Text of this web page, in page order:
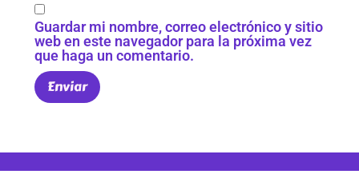
Guardar mi nombre, correo electrónico y sitio
web en este navegador para la próxima vez
que haga un comentario.